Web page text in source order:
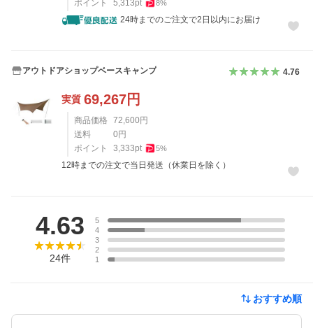
ポイント 5,313pt 8%
24時までのご注文で2日以内にお届け
アウトドアショップベースキャンプ 4.76
実質 69,267円
商品価格 72,600円
送料
0円
ポイント
3,333pt 5%
12時までの注文で当日発送（休業日を除く）
4.63
24件
5
4
3
2
1
おすすめ順